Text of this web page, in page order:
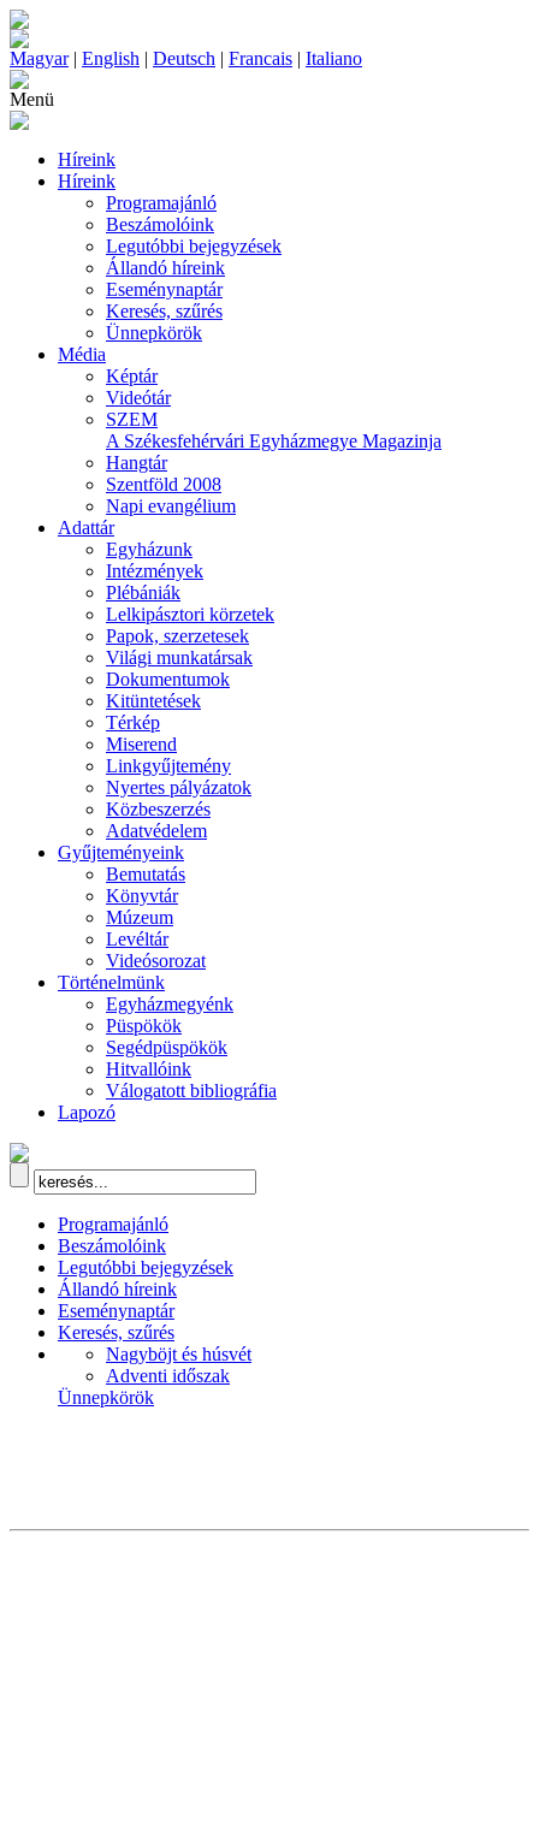
Magyar| English | Deutsch | Francais | Italiano
Menü
Híreink
Híreink
Programajánló
Beszámolóink
Legutóbbi bejegyzések
Állandó híreink
Eseménynaptár
Keresés, szűrés
Ünnepkörök
Média
Képtár
Videótár
SZEM
A Székesfehérvári Egyházmegye Magazinja
Hangtár
Szentföld 2008
Napi evangélium
Adattár
Egyházunk
Intézmények
Plébániák
Lelkipásztori körzetek
Papok, szerzetesek
Világi munkatársak
Dokumentumok
Kitüntetések
Térkép
Miserend
Linkgyűjtemény
Nyertes pályázatok
Közbeszerzés
Adatvédelem
Gyűjteményeink
Bemutatás
Könyvtár
Múzeum
Levéltár
Videósorozat
Történelmünk
Egyházmegyénk
Püspökök
Segédpüspökök
Hitvallóink
Válogatott bibliográfia
Lapozó
Programajánló
Beszámolóink
Legutóbbi bejegyzések
Állandó híreink
Eseménynaptár
Keresés, szűrés
Nagyböjt és húsvét
Adventi időszak
Ünnepkörök